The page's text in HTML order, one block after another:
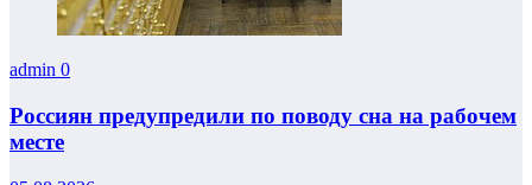
admin 0
Россиян предупредили по поводу сна на рабочем
месте